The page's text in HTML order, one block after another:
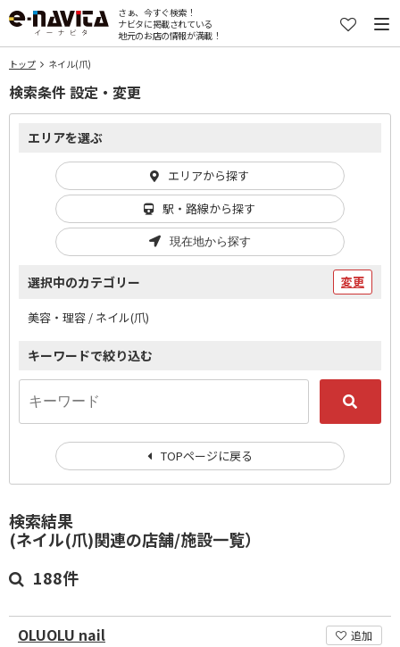
さぁ、今すぐ検索！
ナビタに掲載されている
地元のお店の情報が満載！
トップ ネイル(爪)
検索結果
(ネイル(爪)関連の店舗/施設一覧）
188件
OLUOLU nail 追加
検索条件 設定・変更
エリアを選ぶ
エリアから探す
駅・路線から探す
現在地から探す
選択中のカテゴリー 変更
美容・理容 / ネイル(爪)
キーワードで絞り込む
TOPページに戻る